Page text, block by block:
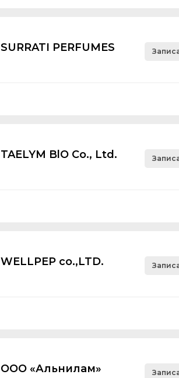
SURRATI PERFUMES
TAELYM BlO Со., Ltd.
WELLPEP co.,LTD.
ООО «Альнилам»